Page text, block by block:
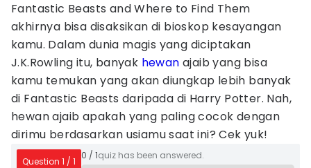
Fantastic Beasts and Where to Find Them
akhirnya bisa disaksikan di bioskop kesayangan
kamu. Dalam dunia magis yang diciptakan
J.K.Rowling itu, banyak hewan ajaib yang bisa
kamu temukan yang akan diungkap lebih banyak
di Fantastic Beasts daripada di Harry Potter. Nah,
hewan ajaib apakah yang paling cocok dengan
dirimu berdasarkan usiamu saat ini? Cek yuk!
Question 1 / 1
0 / 1quiz has been answered.